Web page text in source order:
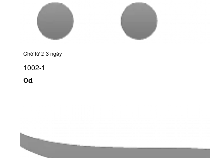
Chờ từ 2-3 ngày
1002-1
0đ